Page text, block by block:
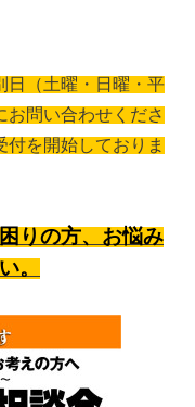
日（土曜・日曜・平
お問い合わせくださ
付を開始しておりま
りの方、お悩み
。